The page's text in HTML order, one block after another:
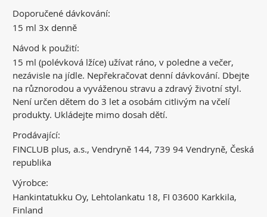
Doporučené dávkování:
15 ml 3x denně
Návod k použití:
15 ml (polévková lžíce) užívat ráno, v poledne a večer,
nezávisle na jídle. Nepřekračovat denní dávkování. Dbejte
na různorodou a vyváženou stravu a zdravý životní styl.
Není určen dětem do 3 let a osobám citlivým na včelí
produkty. Ukládejte mimo dosah dětí.
Prodávající:
FINCLUB plus, a.s., Vendryně 144, 739 94 Vendryně, Česká
republika
Výrobce:
Hankintatukku Oy, Lehtolankatu 18, FI 03600 Karkkila,
Finland